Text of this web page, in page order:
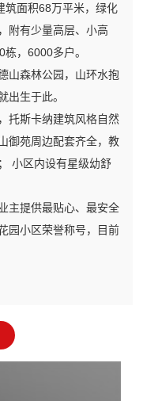
筑面积68万平米，绿化
附有少量高层、小高
，6000多户。
山森林公园，山环水抱
出生于此。
托斯卡纳建筑风格自然
御苑周边配套齐全，教
小区内设有星级幼舒
主提供最贴心、最安全
园小区荣誉称号，目前